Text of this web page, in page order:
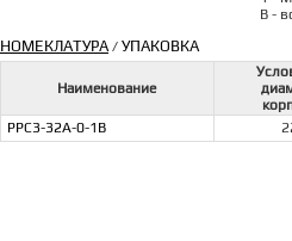
В -
НОМЕКЛАТУРА/ УПАКОВКА
Наименование
РРС3-32А-0-1В